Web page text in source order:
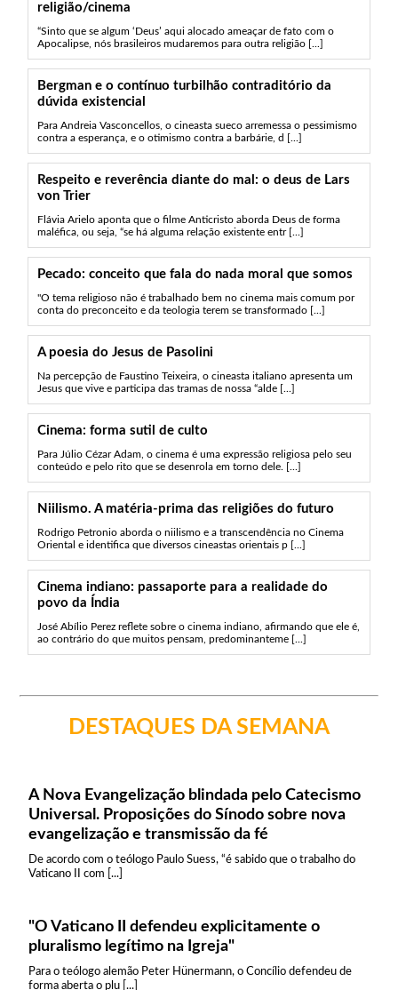
religião/cinema
“Sinto que se algum ‘Deus’ aqui alocado ameaçar de fato com o
Apocalipse, nós brasileiros mudaremos para outra religião [...]
Bergman e o contínuo turbilhão contraditório da
dúvida existencial
Para Andreia Vasconcellos, o cineasta sueco arremessa o pessimismo
contra a esperança, e o otimismo contra a barbárie, d [...]
Respeito e reverência diante do mal: o deus de Lars
von Trier
Flávia Arielo aponta que o filme Anticristo aborda Deus de forma
maléfica, ou seja, “se há alguma relação existente entr [...]
Pecado: conceito que fala do nada moral que somos
"O tema religioso não é trabalhado bem no cinema mais comum por
conta do preconceito e da teologia terem se transformado [...]
A poesia do Jesus de Pasolini
Na percepção de Faustino Teixeira, o cineasta italiano apresenta um
Jesus que vive e participa das tramas de nossa “alde [...]
Cinema: forma sutil de culto
Para Júlio Cézar Adam, o cinema é uma expressão religiosa pelo seu
conteúdo e pelo rito que se desenrola em torno dele. [...]
Niilismo. A matéria-prima das religiões do futuro
Rodrigo Petronio aborda o niilismo e a transcendência no Cinema
Oriental e identifica que diversos cineastas orientais p [...]
Cinema indiano: passaporte para a realidade do
povo da Índia
José Abílio Perez reflete sobre o cinema indiano, afirmando que ele é,
ao contrário do que muitos pensam, predominanteme [...]
DESTAQUES DA SEMANA
A Nova Evangelização blindada pelo Catecismo
Universal. Proposições do Sínodo sobre nova
evangelização e transmissão da fé
De acordo com o teólogo Paulo Suess, “é sabido que o trabalho do
Vaticano II com [...]
"O Vaticano II defendeu explicitamente o
pluralismo legítimo na Igreja"
Para o teólogo alemão Peter Hünermann, o Concílio defendeu de
forma aberta o plu [...]